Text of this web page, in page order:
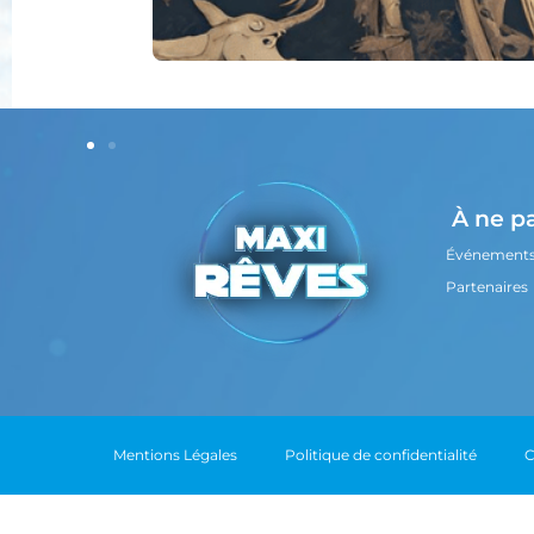
À ne
Partenaires
Mentions Légales Politique de confidentialité